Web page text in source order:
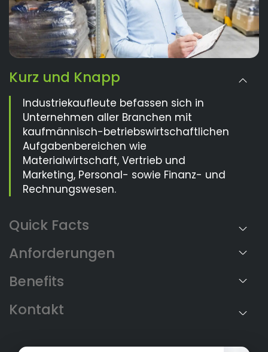
Kurz und Knapp
Industriekaufleute befassen sich in
Unternehmen aller Branchen mit
kaufmännisch-betriebswirtschaftlichen
Aufgabenbereichen wie
Materialwirtschaft, Vertrieb und
Marketing, Personal- sowie Finanz- und
Rechnungswesen.
Anforderungen
Benefits